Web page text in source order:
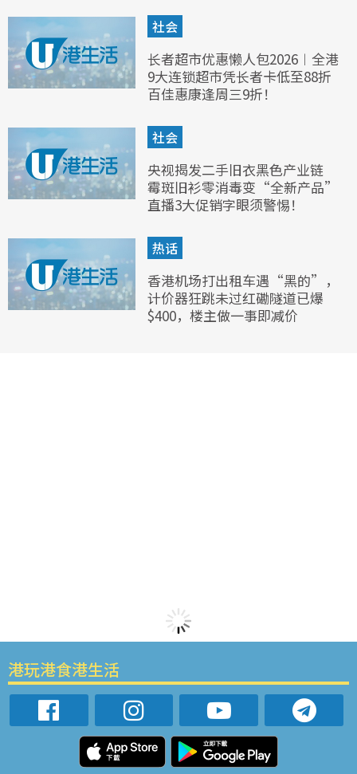
社会
长者超市优惠懒人包2026︱全港
9大连锁超市凭长者卡低至88折
百佳惠康逢周三9折！
社会
央视揭发二手旧衣黑色产业链
霉斑旧衫零消毒变“全新产品”
直播3大促销字眼须警惕！
热话
香港机场打出租车遇“黑的”，
计价器狂跳未过红磡隧道已爆
$400，楼主做一事即减价
港玩港食港生活